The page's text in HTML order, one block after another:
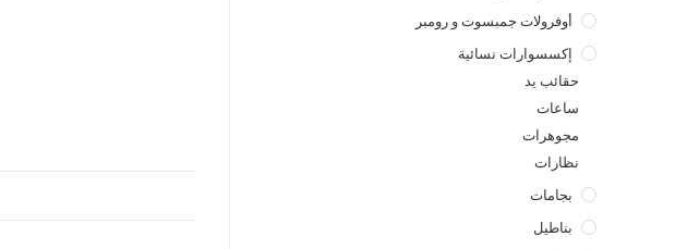
أوفرولات جمبسوت و رومبر
إكسسوارات نسائية
حقائب يد
ساعات
مجوهرات
نظارات
بجامات
بناطيل